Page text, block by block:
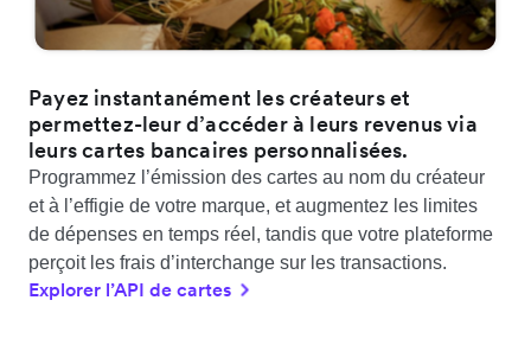
Payez instantanément les créateurs et
permettez-leur d’accéder à leurs revenus via
leurs cartes bancaires personnalisées.
Programmez l’émission des cartes au nom du créateur
et à l’effigie de votre marque, et augmentez les limites
de dépenses en temps réel, tandis que votre plateforme
perçoit les frais d’interchange sur les transactions.
Explorer l’API de cartes